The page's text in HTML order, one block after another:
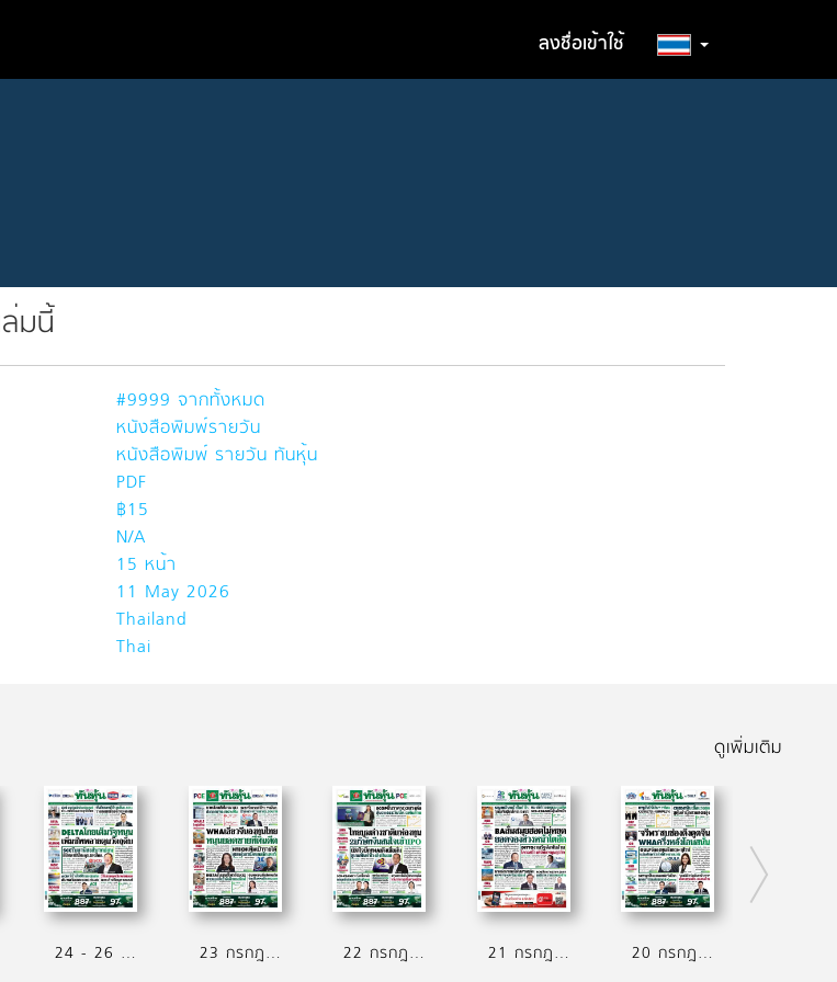
ลงชื่อเข้าใช้
มนี้
#9999 จากทั้งหมด
หนังสือพิมพ์รายวัน
หนังสือพิมพ์ รายวัน ทันหุ้น
PDF
฿15
N/A
15 หน้า
11 May 2026
Thailand
Thai
ดูเพิ่มเติม
24 - 26 กรกฎาคม 2569 23 กรกฎาคม 2569 22 กรกฎาคม 2569 21 กรกฎาคม 2569 20 กรกฎาคม 2569